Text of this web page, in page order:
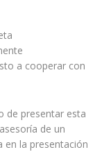
a cooperar con
de presentar esta
de un
en la presentación